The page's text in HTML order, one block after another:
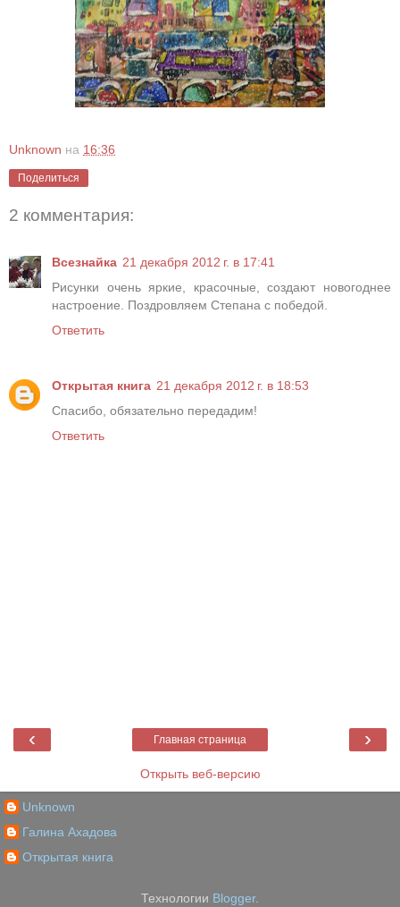
Unknown на 16:36
Поделиться
2 комментария:
Всезнайка 21 декабря 2012 г. в 17:41
Рисунки очень яркие, красочные, создают новогоднее
настроение. Поздровляем Степана с победой.
Ответить
Открытая книга 21 декабря 2012 г. в 18:53
Спасибо, обязательно передадим!
Ответить
‹ ›
Главная страница
Открыть веб-версию
Unknown
Галина Ахадова
Открытая книга
Технологии Blogger.